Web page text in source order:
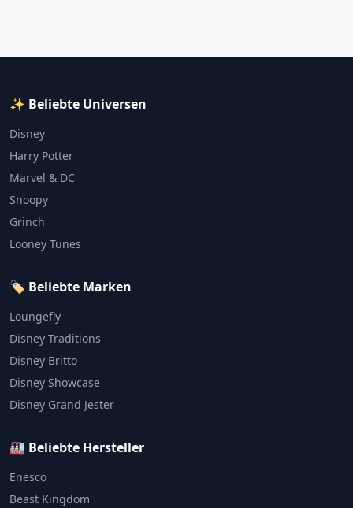
✨ Beliebte Universen
Disney
Harry Potter
Marvel & DC
Snoopy
Grinch
Looney Tunes
🏷️ Beliebte Marken
Loungefly
Disney Traditions
Disney Britto
Disney Showcase
Disney Grand Jester
🏭 Beliebte Hersteller
Enesco
Beast Kingdom